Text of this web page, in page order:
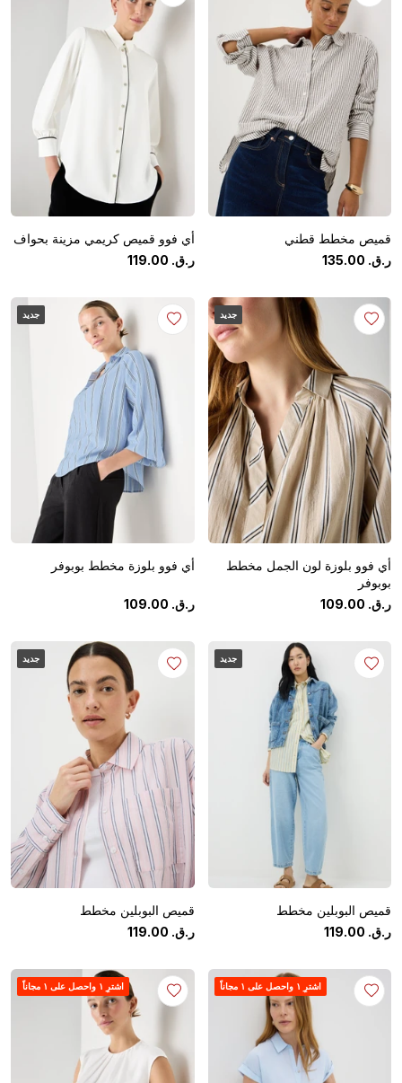
قميص مخطط قطني
ر.ق.
135.00
أي فوو قميص كريمي مزينة بحواف
ر.ق.
119.00
جديد
أي فوو بلوزة لون الجمل مخطط
بوبوفر
ر.ق.
109.00
جديد
أي فوو بلوزة مخطط بوبوفر
ر.ق. 109.00
جديد
قميص البوبلين مخطط
ر.ق.
119.00
جديد
قميص البوبلين مخطط
ر.ق.
119.00
اشترِ ١ واحصل على ١ مجاناً اشترِ ١ واحصل على ١ مجاناً